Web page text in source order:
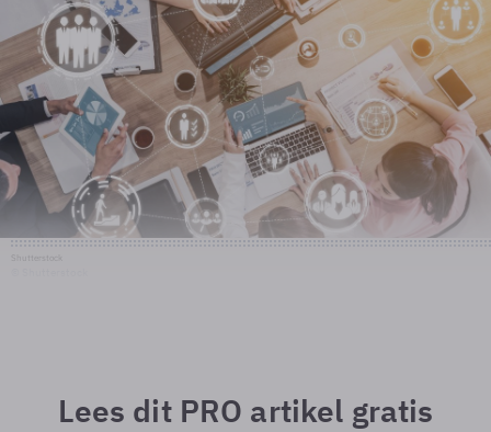
Lees dit PRO artikel gratis